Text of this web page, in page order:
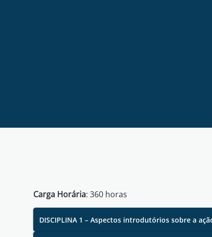
Carga Horária:360 horas
DISCIPLINA 1 – Aspectos introdutórios sobre a